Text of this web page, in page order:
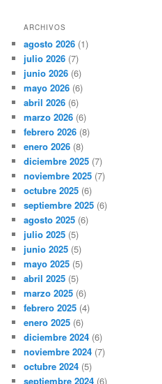
ARCHIVOS
agosto 2026 (1)
julio 2026 (7)
junio 2026 (6)
mayo 2026 (6)
abril 2026 (6)
marzo 2026 (6)
febrero 2026 (8)
enero 2026 (8)
diciembre 2025 (7)
noviembre 2025 (7)
octubre 2025 (6)
septiembre 2025 (6)
agosto 2025 (6)
julio 2025 (5)
junio 2025 (5)
mayo 2025 (5)
abril 2025 (5)
marzo 2025 (6)
febrero 2025 (4)
enero 2025 (6)
diciembre 2024 (6)
noviembre 2024 (7)
octubre 2024 (5)
septiembre 2024 (6)